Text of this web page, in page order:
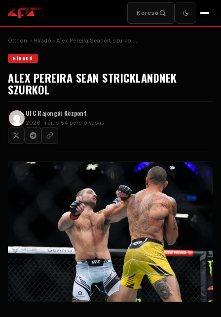
Kereső
Otthoni Híradó Alex Pereira Seanért szurkol...
HÍRADÓ
ALEX PEREIRA SEAN STRICKLANDNEK
SZURKOL
UFCRajongói Központ
2026. május 54 perc olvasás